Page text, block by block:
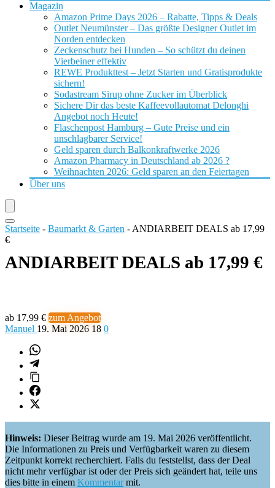
Magazin
Amazon Prime Days 2026 – Rabatte, Tipps & Deals
Outlet Neumünster – Das größte Designer Outlet im
Norden entdecken
Zeckenschutz bei Hunden – So schützt du deinen
Vierbeiner effektiv
REWE Produkttest – Jetzt Starten und Gratisprodukte
sichern!
Sodastream Sirup ohne Zucker im Überblick
Sichere Dir das beste Kaffeevollautomat Delonghi
Angebot noch Heute!
Flaschenpost Hamburg – Gute Preise und ein
unschlagbarer Service!
Geld sparen durch Balkonkraftwerke 2026
Amazon Pharmacy in Deutschland ab 2026 ?
Weihnachten 2026: Geld sparen an den Feiertagen
Über uns
Startseite - Baumarkt & Garten - ANDIARBEIT DEALS ab 17,99
€
ANDIARBEIT DEALS ab 17,99 €
ab 17,99 € zum Angebot
Manuel 19. Mai 2026 18 0
Hinweis: Dieser Beitrag wurde am 19. Mai 2026 veröffentlicht.
Die Informationen zu Preis und Verfügbarkeit waren zu diesem
Zeitpunkt korrekt recherchiert. Falls du feststellst, dass der Deal
nicht mehr verfügbar ist oder der Preis sich geändert hat, teile uns
dies bitte in einem Kommentarmit.